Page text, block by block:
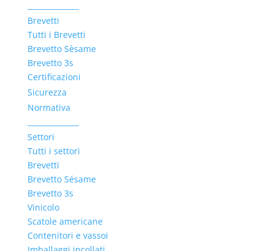
Brevetti
Tutti i Brevetti
Brevetto Sèsame
Brevetto 3s
Certificazioni
Sicurezza
Normativa
Settori
Tutti i settori
Brevetti
Brevetto Sésame
Brevetto 3s
Vinicolo
Scatole americane
Contenitori e vassoi